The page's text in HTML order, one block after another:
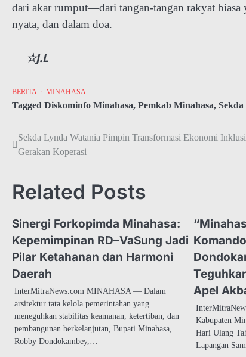
dari akar rumput—dari tangan-tangan rakyat biasa
nyata, dan dalam doa.
☆J.L
BERITA MINAHASA
Tagged Diskominfo Minahasa, Pemkab Minahasa,
Navigasi
Sekda Lynda Watania Pimpin Transformasi Ekonomi
Gerakan Koperasi
Related Posts
Sinergi Forkopimda Minahasa:
Kepemimpinan RD–VaSung Jadi
Pilar Ketahanan dan Harmoni
Daerah
InterMitraNews.com MINAHASA — Dalam
arsitektur tata kelola pemerintahan yang
meneguhkan stabilitas keamanan, ketertiban, dan
pembangunan berkelanjutan, Bupati Minahasa,
Robby Dondokambey,…
Apel
Kabupaten
Hari Ulang
Lapangan